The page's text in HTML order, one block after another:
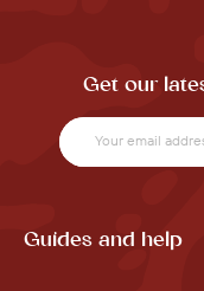
Get our
Guides and help